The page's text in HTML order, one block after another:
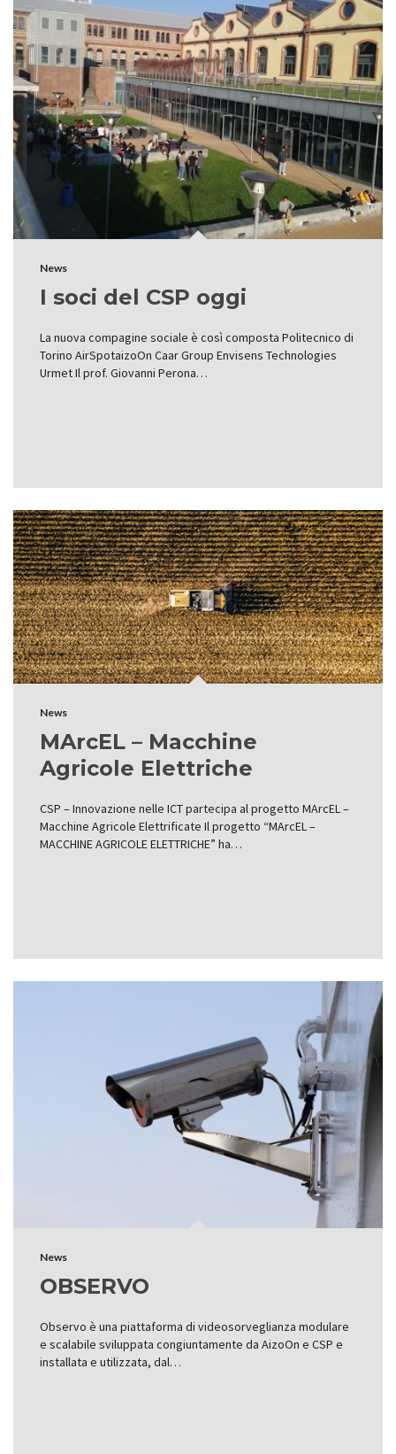
News
I soci del CSP oggi
La nuova compagine sociale è così composta Politecnico di
Torino AirSpotaizoOn Caar Group Envisens Technologies
Urmet Il prof. Giovanni Perona…
News
MArcEL – Macchine
Agricole Elettriche
CSP – Innovazione nelle ICT partecipa al progetto MArcEL –
Macchine Agricole Elettrificate Il progetto “MArcEL –
MACCHINE AGRICOLE ELETTRICHE” ha…
News
OBSERVO
Observo è una piattaforma di videosorveglianza modulare
e scalabile sviluppata congiuntamente da AizoOn e CSP e
installata e utilizzata, dal…